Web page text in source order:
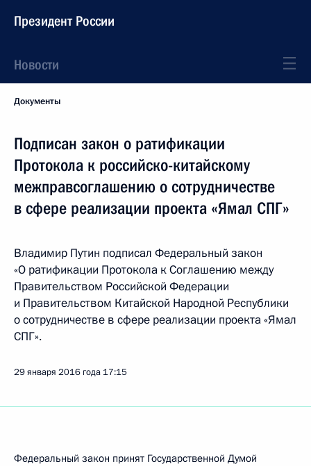
Президент России
Новости
Документы
Подписан закон о ратификации
Протокола к российско-китайскому
межправсоглашению о сотрудничестве
в сфере реализации проекта «Ямал СПГ»
Владимир Путин подписал Федеральный закон
«О ратификации Протокола к Соглашению между
Правительством Российской Федерации
и Правительством Китайской Народной Республики
о сотрудничестве в сфере реализации проекта «Ямал
СПГ».
29 января 2016 года 17:15
Федеральный закон принят Государственной Думой